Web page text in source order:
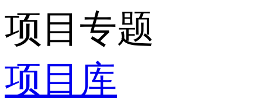
项目专题
项目库